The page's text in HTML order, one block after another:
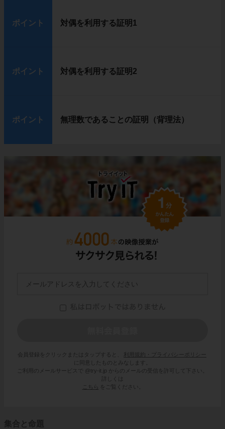
ポイント 対偶を利用する証明1
ポイント 対偶を利用する証明2
ポイント 無理数であることの証明（背理法）
会員登録をクリックまたはタップすると、
利用規約・プライバシーポリシー
に同意したものとみなします。
ご利用のメールサービスで @try-it.jp からのメールの受信を許可して下さい。
詳しくは
こちら
をご覧ください。
集合と命題